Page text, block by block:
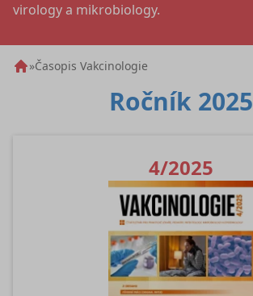
virology a mikrobiology.
»Časopis Vakcinologie
Ročník 2025
4/2025